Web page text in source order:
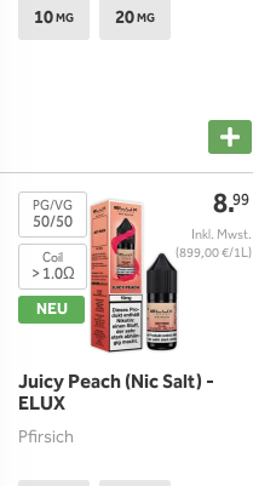
10MG 20MG
8.99
(899,00 €/1L)
PG/VG
50/50
Coil
> 1.0Ω
NEU
Juicy Peach (Nic Salt) -
ELUX
Pfirsich